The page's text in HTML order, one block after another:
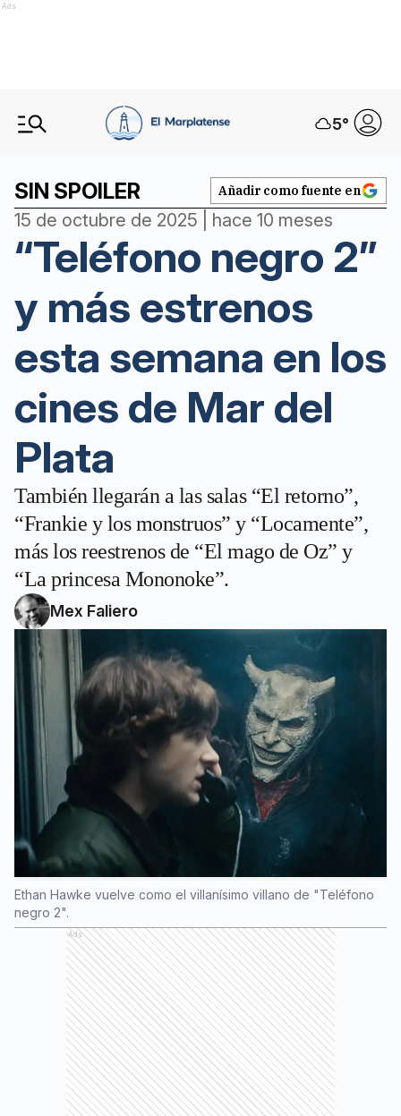
Ads
5°
SIN SPOILER Añadir como fuente en
15 de octubre de 2025 | hace 10 meses
“Teléfono negro 2”
y más estrenos
esta semana en los
cines de Mar del
Plata
También llegarán a las salas “El retorno”,
“Frankie y los monstruos” y “Locamente”,
más los reestrenos de “El mago de Oz” y
“La princesa Mononoke”.
Mex Faliero
Ethan Hawke vuelve como el villanísimo villano de "Teléfono
negro 2".
Ads